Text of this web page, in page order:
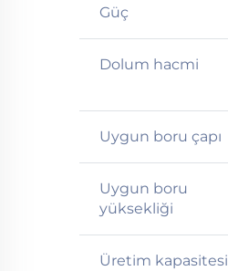
Güç
Dolum hacmi
Uygun boru çapı
Uygun boru
yüksekliği
Üretim kapasitesi